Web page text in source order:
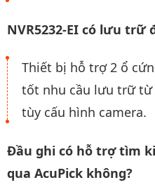
NVR5232-EI có lưu trữ
Thiết bị hỗ trợ 2 ổ
tốt nhu cầu lưu trữ từ
tùy cấu hình camera.
Đầu ghi có hỗ trợ tìm
qua AcuPick không?